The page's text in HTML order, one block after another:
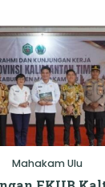
Mahakam Ulu